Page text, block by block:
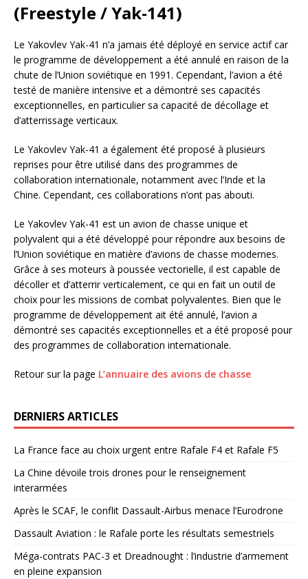
(Freestyle / Yak-141)
Le Yakovlev Yak-41 n’a jamais été déployé en service actif car
le programme de développement a été annulé en raison de la
chute de l’Union soviétique en 1991. Cependant, l’avion a été
testé de manière intensive et a démontré ses capacités
exceptionnelles, en particulier sa capacité de décollage et
d’atterrissage verticaux.
Le Yakovlev Yak-41 a également été proposé à plusieurs
reprises pour être utilisé dans des programmes de
collaboration internationale, notamment avec l’Inde et la
Chine. Cependant, ces collaborations n’ont pas abouti.
Le Yakovlev Yak-41 est un avion de chasse unique et
polyvalent qui a été développé pour répondre aux besoins de
l’Union soviétique en matière d’avions de chasse modernes.
Grâce à ses moteurs à poussée vectorielle, il est capable de
décoller et d’atterrir verticalement, ce qui en fait un outil de
choix pour les missions de combat polyvalentes. Bien que le
programme de développement ait été annulé, l’avion a
démontré ses capacités exceptionnelles et a été proposé pour
des programmes de collaboration internationale.
Retour sur la page L’annuaire des avions de chasse
DERNIERS ARTICLES
La France face au choix urgent entre Rafale F4 et Rafale F5
La Chine dévoile trois drones pour le renseignement
interarmées
Après le SCAF, le conflit Dassault-Airbus menace l’Eurodrone
Dassault Aviation : le Rafale porte les résultats semestriels
Méga-contrats PAC-3 et Dreadnought : l’industrie d’armement
en pleine expansion